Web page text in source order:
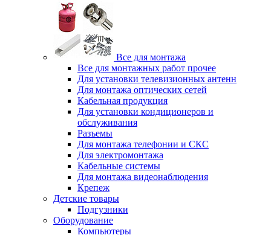
Все для монтажа
Все для монтажных работ прочее
Для установки телевизионных антенн
Для монтажа оптических сетей
Кабельная продукция
Для установки кондиционеров и
обслуживания
Разъемы
Для монтажа телефонии и СКС
Для электромонтажа
Кабельные системы
Для монтажа видеонаблюдения
Крепеж
Детские товары
Подгузники
Оборудование
Компьютеры